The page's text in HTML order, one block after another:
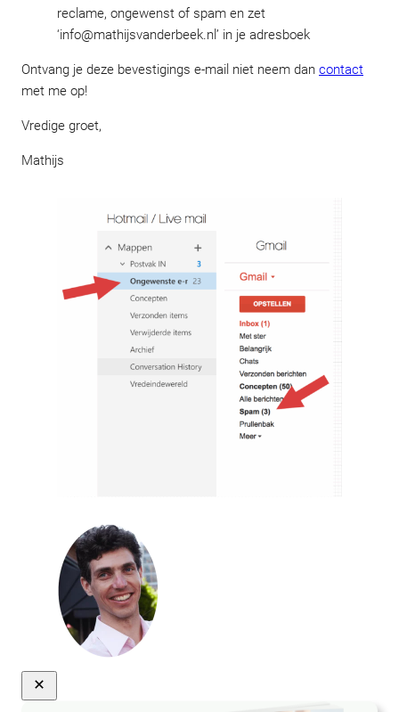
reclame, ongewenst of spam en zet
‘info@mathijsvanderbeek.nl’ in je adresboek
Ontvang je deze bevestigings e-mail niet neem dan contact
met me op!
Vredige groet,
Mathijs